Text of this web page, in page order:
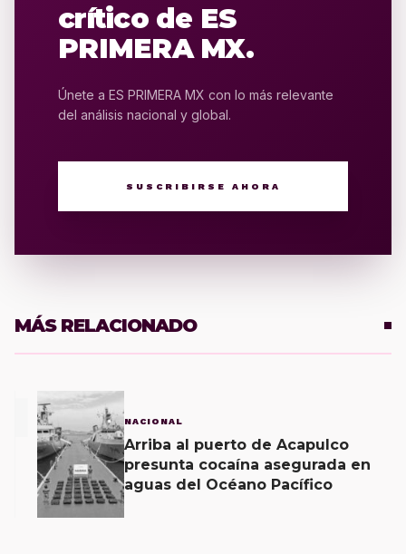
crítico de ES
PRIMERA MX.
Únete a ES PRIMERA MX con lo más relevante
del análisis nacional y global.
SUSCRIBIRSE AHORA
MÁS RELACIONADO
NACIONAL
Arriba al puerto de Acapulco
presunta cocaína asegurada en
aguas del Océano Pacífico